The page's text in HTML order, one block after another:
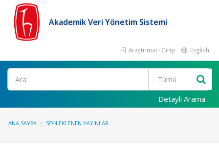
Akademik Veri Yönetim Sistemi
Araştırmacı Girişi English
Ara
Detaylı Arama
ANA SAYFA SON EKLENEN YAYINLAR